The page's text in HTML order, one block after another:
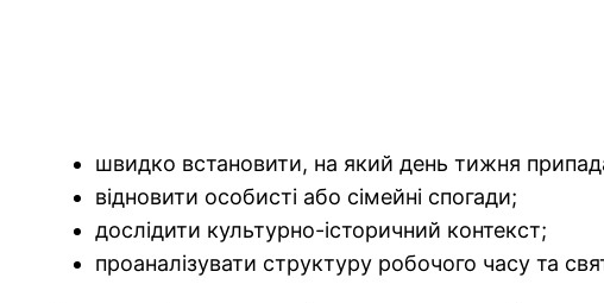
швидко встановити, на який день тижня
відновити особисті або сімейні спогади;
дослідити культурно-історичний контекст;
проаналізувати структуру робочого часу та